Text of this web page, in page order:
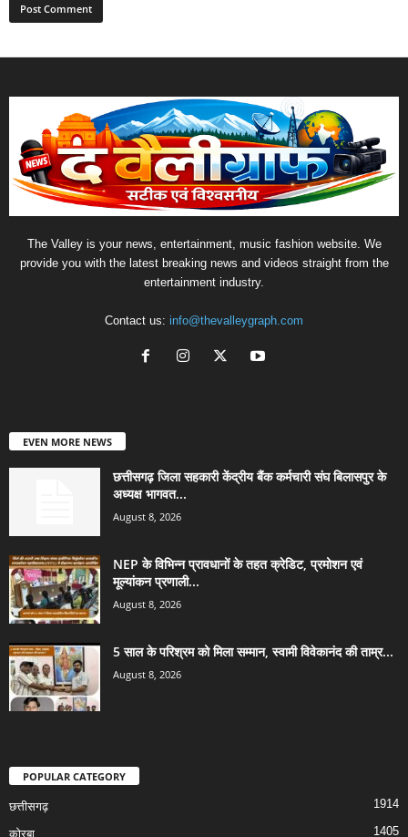
The Valley is your news, entertainment, music fashion website. We
provide you with the latest breaking news and videos straight from the
entertainment industry.
Contact us: info@thevalleygraph.com
EVEN MORE NEWS
छत्तीसगढ़ जिला सहकारी केंद्रीय बैंक कर्मचारी संघ बिलासपुर के
अध्यक्ष भागवत...
August 8, 2026
NEP के विभिन्न प्रावधानों के तहत क्रेडिट, प्रमोशन एवं
मूल्यांकन प्रणाली...
August 8, 2026
5 साल के परिश्रम को मिला सम्मान, स्वामी विवेकानंद की ताम्र...
August 8, 2026
POPULAR CATEGORY
छत्तीसगढ़ 1914
कोरबा 1405